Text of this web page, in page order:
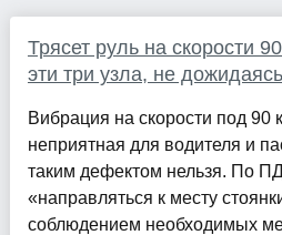
Трясет руль на скорости
эти три узла, не
Вибрация на скорости под 90
неприятная для водителя и
таким дефектом нельзя. По
«направляться к месту
соблюдением необходимых